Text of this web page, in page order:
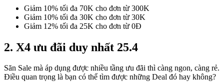
Giảm 10% tối đa 70K cho đơn từ 300K
Giảm 10% tối đa 30K cho đơn từ 30K
Giảm 12% tối đa 25K cho đơn từ 0Đ
2. X4 ưu đãi duy nhất 25.4
Săn Sale mà áp dụng được nhiều tầng ưu đãi thì càng ngon, càng rẻ.
Điều quan trọng là bạn có thể tìm được những Deal đó hay không?